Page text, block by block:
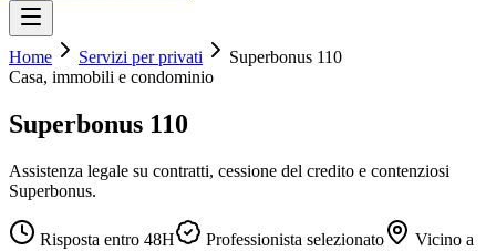
Home Servizi per privati
Superbonus 110
Casa, immobili e condominio
Superbonus 110
Assistenza legale su contratti, cessione del credito e contenziosi
Superbonus.
Risposta entro 48H Professionista selezionato
Vicino a